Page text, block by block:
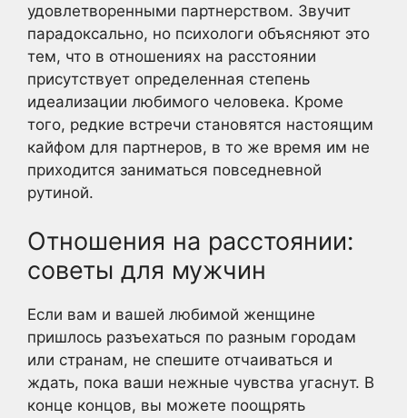
удовлетворенными партнерством. Звучит
парадоксально, но психологи объясняют это
тем, что в отношениях на расстоянии
присутствует определенная степень
идеализации любимого человека. Кроме
того, редкие встречи становятся настоящим
кайфом для партнеров, в то же время им не
приходится заниматься повседневной
рутиной.
Отношения на расстоянии:
советы для мужчин
Если вам и вашей любимой женщине
пришлось разъехаться по разным городам
или странам, не спешите отчаиваться и
ждать, пока ваши нежные чувства угаснут. В
конце концов, вы можете поощрять